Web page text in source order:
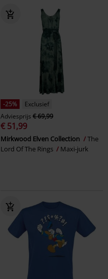
-25%
Exclusief
Adviesprijs € 69,99
€ 51,99
Mirkwood Elven Collection
The
Lord Of The Rings
Maxi-jurk